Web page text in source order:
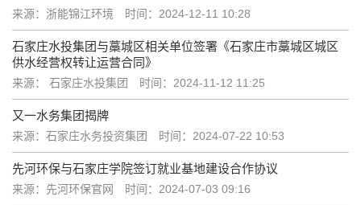
来源：浙能锦江环境 时间：2024-12-11 10:28
石家庄水投集团与藁城区相关单位签署《石家庄市藁城区城区
供水经营权转让运营合同》
来源： 石家庄水投集团 时间：2024-11-12 11:25
又一水务集团揭牌
来源：石家庄水务投资集团 时间：2024-07-22 10:53
先河环保与石家庄学院签订就业基地建设合作协议
来源：先河环保官网 时间：2024-07-03 09:16